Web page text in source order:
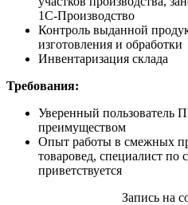
1С-Производство
Контроль выданной
изготовления и обработки
Инвентаризация склада
Требования:
Уверенный пользователь
преимуществом
Опыт работы в смежных
товаровед, специалист по
приветствуется
Запись на